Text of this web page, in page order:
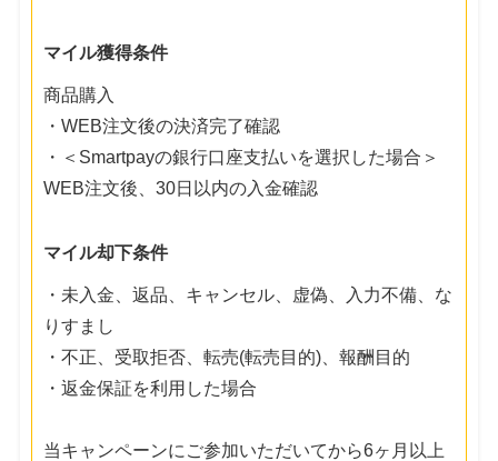
マイル獲得条件
商品購入
・WEB注文後の決済完了確認
・＜Smartpayの銀行口座支払いを選択した場合＞
WEB注文後、30日以内の入金確認
マイル却下条件
・未入金、返品、キャンセル、虚偽、入力不備、な
りすまし
・不正、受取拒否、転売(転売目的)、報酬目的
・返金保証を利用した場合
当キャンペーンにご参加いただいてから6ヶ月以上